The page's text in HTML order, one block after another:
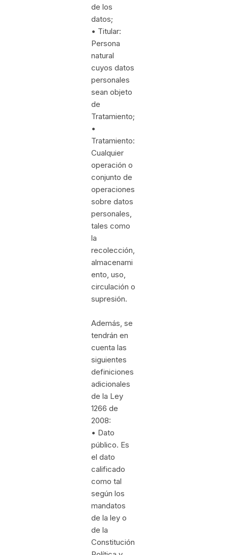
de los
datos;
• Titular:
Persona
natural
cuyos datos
personales
sean objeto
de
Tratamiento;
•
Tratamiento:
Cualquier
operación o
conjunto de
operaciones
sobre datos
personales,
tales como
la
recolección,
almacenami
ento, uso,
circulación o
supresión.
Además, se
tendrán en
cuenta las
siguientes
definiciones
adicionales
de la Ley
1266 de
2008:
• Dato
público. Es
el dato
calificado
como tal
según los
mandatos
de la ley o
de la
Constitución